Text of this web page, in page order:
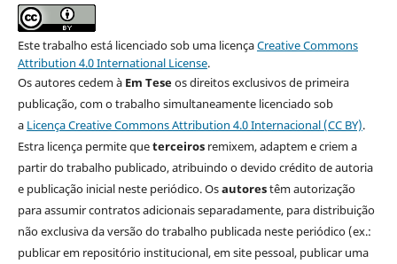
Este trabalho está licenciado sob uma licençaCreative Commons
Attribution 4.0 International License.
Os autores cedem à Em Teseos direitos exclusivos de primeira
publicação, com o trabalho simultaneamente licenciado sob
a Licença Creative Commons Attribution 4.0 Internacional (CC BY).
Estra licença permite queterceirosremixem, adaptem e criem a
partir do trabalho publicado, atribuindo o devido crédito de autoria
e publicação inicial neste periódico. Osautorestêm autorização
para assumir contratos adicionais separadamente, para distribuição
não exclusiva da versão do trabalho publicada neste periódico (ex.:
publicar em repositório institucional, em site pessoal, publicar uma